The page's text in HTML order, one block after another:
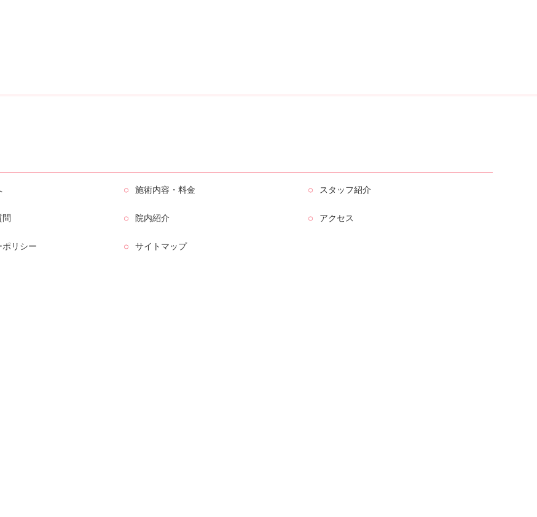
施術内容・料金 スタッフ紹介
問 院内紹介 アクセス
ポリシー サイトマップ